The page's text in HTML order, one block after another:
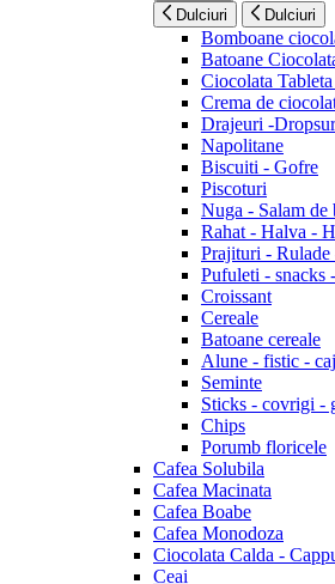
Dulciuri Dulciuri
Bomboane
Batoane
Ciocolata
Crema de
Drajeuri -
Napolitane
Biscuiti - Gofre
Piscoturi
Nuga - Salam
Rahat - Halva -
Prajituri - Rulade
Pufuleti - snacks
Croissant
Cereale
Batoane cereale
Alune - fistic -
Seminte
Sticks - covrigi -
Chips
Porumb floricele
Cafea Solubila
Cafea Macinata
Cafea Boabe
Cafea Monodoza
Ciocolata Calda -
Ceai